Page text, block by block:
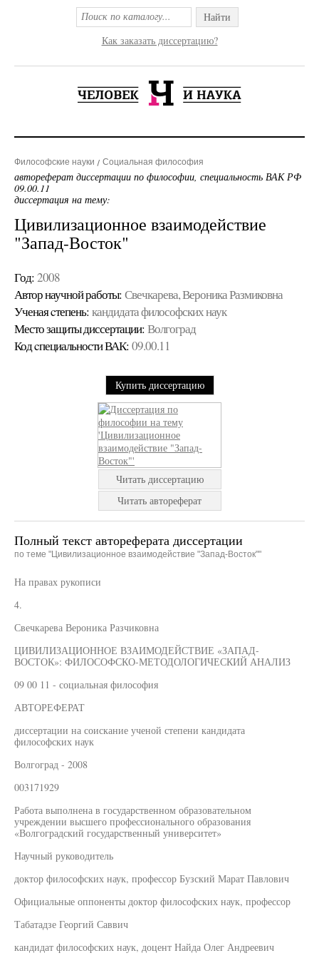
Найти
Как заказать диссертацию?
Философские науки Социальная философия
автореферат диссертации по философии, специальность ВАК РФ
09.00.11
диссертация на тему:
Цивилизационное взаимодействие
"Запад-Восток"
Год: 2008
Автор научной работы: Свечкарева, Вероника Размиковна
Ученая cтепень: кандидата философских наук
Место защиты диссертации: Волгоград
Код cпециальности ВАК: 09.00.11
Купить диссертацию
Читать диссертацию
Читать автореферат
Полный текст автореферата диссертации
по теме "Цивилизационное взаимодействие "Запад-Восток""
На правах рукописи
4.
Свечкарева Вероника Разчиковна
ЦИВИЛИЗАЦИОННОЕ ВЗАИМОДЕЙСТВИЕ «ЗАПАД-
ВОСТОК»: ФИЛОСОФСКО-МЕТОДОЛОГИЧЕСКИЙ АНАЛИЗ
09 00 11 - социальная философия
АВТОРЕФЕРАТ
диссертации на соискание ученой степени кандидата
философских наук
Волгоград - 2008
003171929
Работа выполнена в государственном образовательном
учреждении высшего профессионального образования
«Волгоградский государственный университет»
Научный руководитель
доктор философских наук, профессор Бузский Марат Павлович
Официальные оппоненты доктор философских наук, профессор
Табатадзе Георгий Саввич
кандидат философских наук, доцент Найда Олег Андреевич